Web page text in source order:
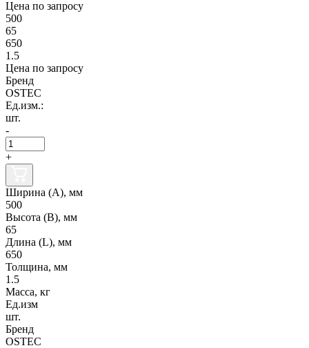
Цена по запросу
500
65
650
1.5
Цена по запросу
Бренд
OSTEC
Ед.изм.:
шт.
-
+
Ширина (А), мм
500
Высота (В), мм
65
Длина (L), мм
650
Толщина, мм
1.5
Масса, кг
Ед.изм
шт.
Бренд
OSTEC